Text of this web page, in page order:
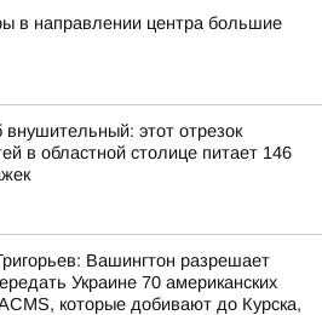
в направлении центра большие
этот отрезок
в областной столице питает 146
Вашингтон разрешает
Украине 70 американских
которые добивают до Курска,